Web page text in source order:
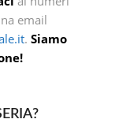
email
. Siamo